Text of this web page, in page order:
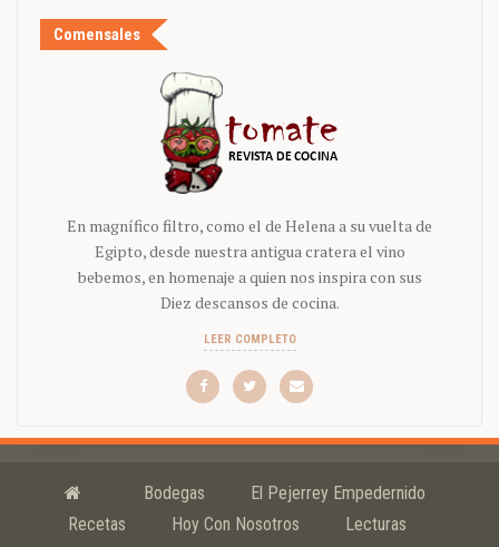
Comensales
En magnífico filtro, como el de Helena a su vuelta de
Egipto, desde nuestra antigua cratera el vino
bebemos, en homenaje a quien nos inspira con sus
Diez descansos de cocina.
LEER COMPLETO
Bodegas
El Pejerrey Empedernido
Recetas
Hoy Con Nosotros
Lecturas